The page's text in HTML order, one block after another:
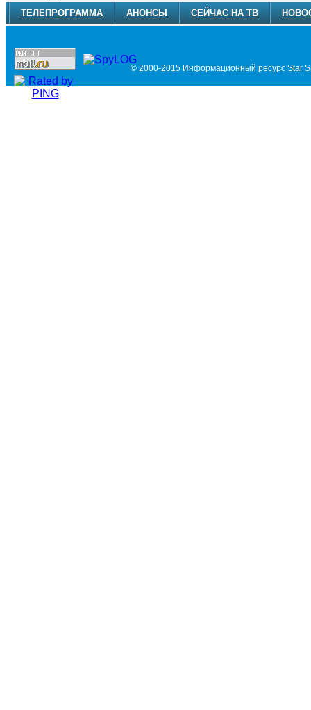
ТЕЛЕПРОГРАММА АНОНСЫ СЕЙЧАС НА ТВ
© 2000-2015 Информационный ресурс Star